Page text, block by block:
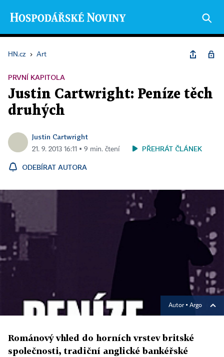
HN.cz › Art
PRVNÍ KAPITOLA
Justin Cartwright: Peníze těch
druhých
Justin Cartwright
21. 9. 2013 16:11 ▪ 9 min. čtení PŘEHRÁT ČLÁNEK
ODEBÍRAT AUTORA
Autor ▪ Argo
Románový vhled do horních vrstev britské
společnosti, tradiční anglické bankéřské